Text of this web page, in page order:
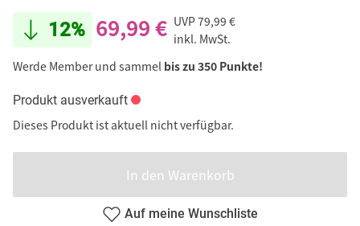
12% 69,99 € UVP79,99 €
inkl. MwSt.
Werde Member und sammel bis zu 350 Punkte!
Produkt ausverkauft
Dieses Produkt ist aktuell nicht verfügbar.
In den Warenkorb
Auf meine Wunschliste